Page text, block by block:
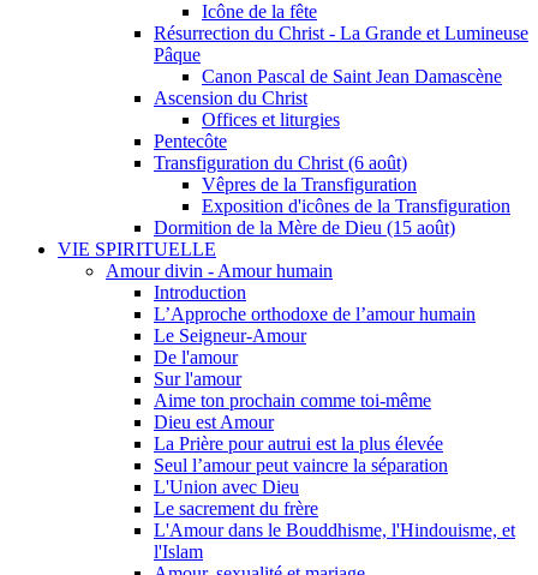
Icône de la fête
Résurrection du Christ - La Grande et Lumineuse
Pâque
Canon Pascal de Saint Jean Damascène
Ascension du Christ
Offices et liturgies
Pentecôte
Transfiguration du Christ (6 août)
Vêpres de la Transfiguration
Exposition d'icônes de la Transfiguration
Dormition de la Mère de Dieu (15 août)
VIE SPIRITUELLE
Amour divin - Amour humain
Introduction
L’Approche orthodoxe de l’amour humain
Le Seigneur-Amour
De l'amour
Sur l'amour
Aime ton prochain comme toi-même
Dieu est Amour
La Prière pour autrui est la plus élevée
Seul l’amour peut vaincre la séparation
L'Union avec Dieu
Le sacrement du frère
L'Amour dans le Bouddhisme, l'Hindouisme, et
l'Islam